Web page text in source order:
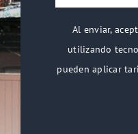
*
Al enviar,
utilizando
pueden aplicar